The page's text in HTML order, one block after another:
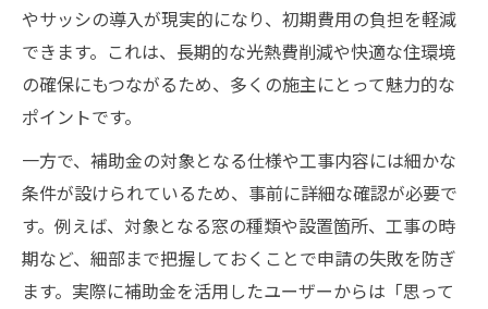
やサッシの導入が現実的になり、初期費用の負担を軽減
できます。これは、長期的な光熱費削減や快適な住環境
の確保にもつながるため、多くの施主にとって魅力的な
ポイントです。
一方で、補助金の対象となる仕様や工事内容には細かな
条件が設けられているため、事前に詳細な確認が必要で
す。例えば、対象となる窓の種類や設置箇所、工事の時
期など、細部まで把握しておくことで申請の失敗を防ぎ
ます。実際に補助金を活用したユーザーからは「思って